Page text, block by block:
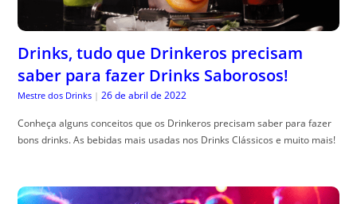
Drinks, tudo que Drinkeros precisam
saber para fazer Drinks Saborosos!
Mestre dos Drinks | 26 de abril de 2022
Conheça alguns conceitos que os Drinkeros precisam saber para fazer
bons drinks. As bebidas mais usadas nos Drinks Clássicos e muito mais!